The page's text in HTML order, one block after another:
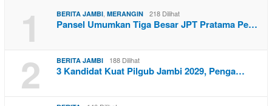
1 BERITA JAMBI MERANGIN 218 Dilihat
Pansel Umumkan Tiga Besar JPT Pratama Pe…
2 BERITA JAMBI 188 Dilihat
3 Kandidat Kuat Pilgub Jambi 2029, Penga…